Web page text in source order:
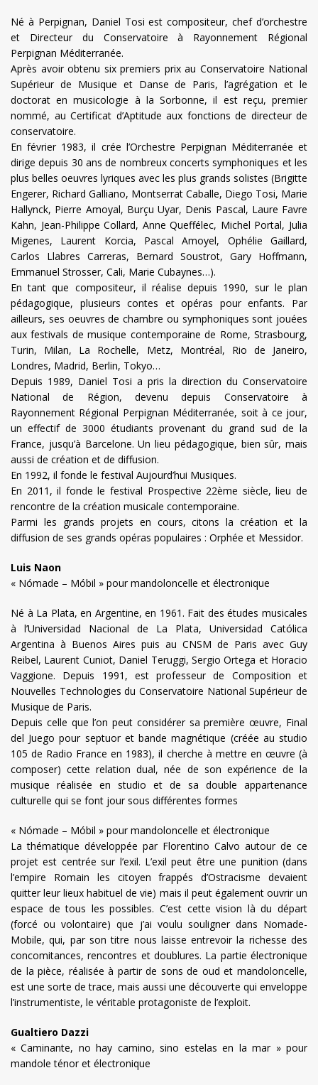
Né à Perpignan, Daniel Tosi est compositeur, chef d’orchestre
et Directeur du Conservatoire à Rayonnement Régional
Perpignan Méditerranée.
Après avoir obtenu six premiers prix au Conservatoire National
Supérieur de Musique et Danse de Paris, l’agrégation et le
doctorat en musicologie à la Sorbonne, il est reçu, premier
nommé, au Certificat d’Aptitude aux fonctions de directeur de
conservatoire.
En février 1983, il crée l’Orchestre Perpignan Méditerranée et
dirige depuis 30 ans de nombreux concerts symphoniques et les
plus belles oeuvres lyriques avec les plus grands solistes (Brigitte
Engerer, Richard Galliano, Montserrat Caballe, Diego Tosi, Marie
Hallynck, Pierre Amoyal, Burçu Uyar, Denis Pascal, Laure Favre
Kahn, Jean-Philippe Collard, Anne Queffélec, Michel Portal, Julia
Migenes, Laurent Korcia, Pascal Amoyel, Ophélie Gaillard,
Carlos Llabres Carreras, Bernard Soustrot, Gary Hoffmann,
Emmanuel Strosser, Cali, Marie Cubaynes…).
En tant que compositeur, il réalise depuis 1990, sur le plan
pédagogique, plusieurs contes et opéras pour enfants. Par
ailleurs, ses oeuvres de chambre ou symphoniques sont jouées
aux festivals de musique contemporaine de Rome, Strasbourg,
Turin, Milan, La Rochelle, Metz, Montréal, Rio de Janeiro,
Londres, Madrid, Berlin, Tokyo…
Depuis 1989, Daniel Tosi a pris la direction du Conservatoire
National de Région, devenu depuis Conservatoire à
Rayonnement Régional Perpignan Méditerranée, soit à ce jour,
un effectif de 3000 étudiants provenant du grand sud de la
France, jusqu’à Barcelone. Un lieu pédagogique, bien sûr, mais
aussi de création et de diffusion.
En 1992, il fonde le festival Aujourd’hui Musiques.
En 2011, il fonde le festival Prospective 22ème siècle, lieu de
rencontre de la création musicale contemporaine.
Parmi les grands projets en cours, citons la création et la
diffusion de ses grands opéras populaires : Orphée et Messidor.
Luis Naon
« Nómade – Móbil » pour mandoloncelle et électronique
Né à La Plata, en Argentine, en 1961. Fait des études musicales
à l’Universidad Nacional de La Plata, Universidad Católica
Argentina à Buenos Aires puis au CNSM de Paris avec Guy
Reibel, Laurent Cuniot, Daniel Teruggi, Sergio Ortega et Horacio
Vaggione. Depuis 1991, est professeur de Composition et
Nouvelles Technologies du Conservatoire National Supérieur de
Musique de Paris.
Depuis celle que l’on peut considérer sa première œuvre, Final
del Juego pour septuor et bande magnétique (créée au studio
105 de Radio France en 1983), il cherche à mettre en œuvre (à
composer) cette relation dual, née de son expérience de la
musique réalisée en studio et de sa double appartenance
culturelle qui se font jour sous différentes formes
« Nómade – Móbil » pour mandoloncelle et électronique
La thématique développée par Florentino Calvo autour de ce
projet est centrée sur l’exil. L’exil peut être une punition (dans
l’empire Romain les citoyen frappés d’Ostracisme devaient
quitter leur lieux habituel de vie) mais il peut également ouvrir un
espace de tous les possibles. C’est cette vision là du départ
(forcé ou volontaire) que j’ai voulu souligner dans Nomade-
Mobile, qui, par son titre nous laisse entrevoir la richesse des
concomitances, rencontres et doublures. La partie électronique
de la pièce, réalisée à partir de sons de oud et mandoloncelle,
est une sorte de trace, mais aussi une découverte qui enveloppe
l’instrumentiste, le véritable protagoniste de l’exploit.
Gualtiero Dazzi
« Caminante, no hay camino, sino estelas en la mar » pour
mandole ténor et électronique